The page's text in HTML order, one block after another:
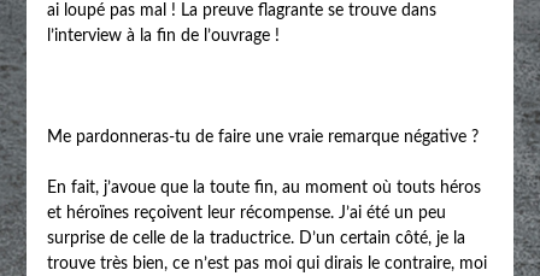
ai loupé pas mal ! La preuve flagrante se trouve dans
l’interview à la fin de l’ouvrage !
Me pardonneras-tu de faire une vraie remarque négative ?
En fait, j’avoue que la toute fin, au moment où touts héros
et héroïnes reçoivent leur récompense. J’ai été un peu
surprise de celle de la traductrice. D’un certain côté, je la
trouve très bien, ce n’est pas moi qui dirais le contraire, moi